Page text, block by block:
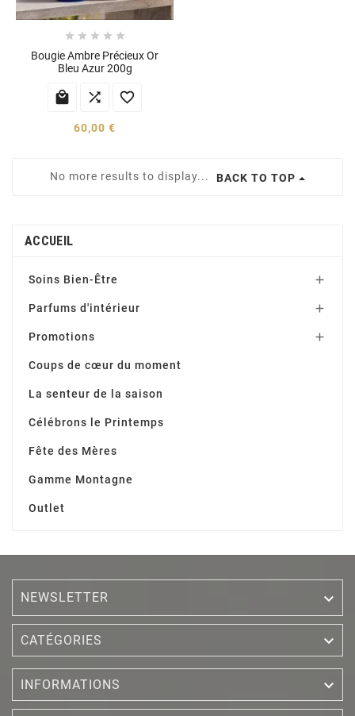
    
Bougie Ambre Précieux Or
Bleu Azur 200g
  
60,00 €
No more results to display... BACK TO TOP
ACCUEIL
Soins Bien-Être 
Parfums d'intérieur 
Promotions 
Coups de cœur du moment
La senteur de la saison
Célébrons le Printemps
Fête des Mères
Gamme Montagne
Outlet
NEWSLETTER 
CATÉGORIES 
INFORMATIONS 